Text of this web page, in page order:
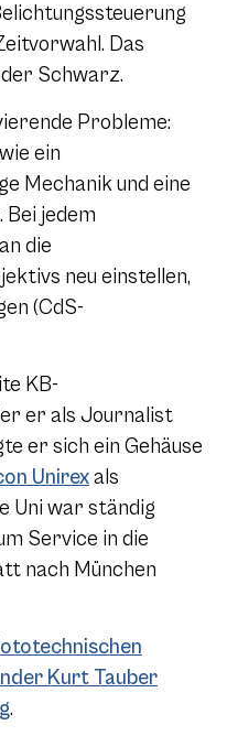
Das
Schwarz.
Probleme:
ein
Mechanik und eine
jedem
die
neu einstellen,
(CdS-
KB-
er als Journalist
er sich ein Gehäuse
Unirexals
Uni war ständig
Service in die
nach München
Kurt Tauber
.